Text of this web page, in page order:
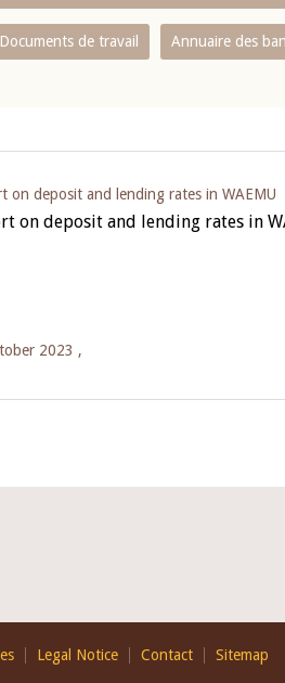
Documents de travail Annuaire des
on deposit and lending rates in WAEMU
on deposit and lending rates in
2023 ,
Legal Notice Contact Sitemap